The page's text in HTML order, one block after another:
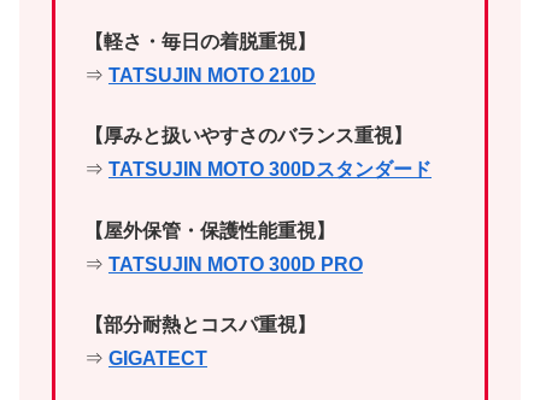
【軽さ・毎日の着脱重視】
⇒ TATSUJIN MOTO 210D
【厚みと扱いやすさのバランス重視】
⇒ TATSUJIN MOTO 300Dスタンダード
【屋外保管・保護性能重視】
⇒ TATSUJIN MOTO 300D PRO
【部分耐熱とコスパ重視】
⇒ GIGATECT